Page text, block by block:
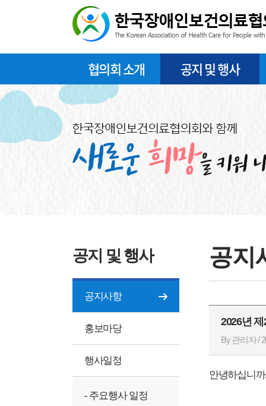
협의회 소개 공지 및 행사
공지 및 행사
공지사항
홍보마당
행사일정
- 주요행사 일정
공지
2026년
By 관리자 /
안녕하십니